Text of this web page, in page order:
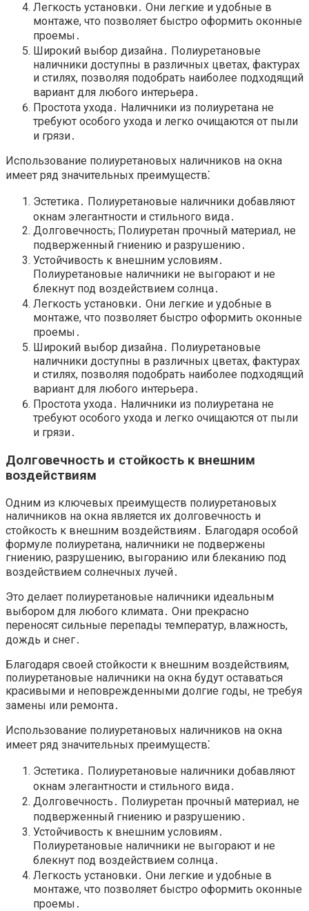
Легкость установки․ Они легкие и удобные в
монтаже, что позволяет быстро оформить оконные
проемы․
Широкий выбор дизайна․ Полиуретановые
наличники доступны в различных цветах, фактурах
и стилях, позволяя подобрать наиболее подходящий
вариант для любого интерьера․
Простота ухода․ Наличники из полиуретана не
требуют особого ухода и легко очищаются от пыли
и грязи․
Использование полиуретановых наличников на окна
имеет ряд значительных преимуществ⁚
Эстетика․ Полиуретановые наличники добавляют
окнам элегантности и стильного вида․
Долговечность; Полиуретан прочный материал, не
подверженный гниению и разрушению․
Устойчивость к внешним условиям․
Полиуретановые наличники не выгорают и не
блекнут под воздействием солнца․
Легкость установки․ Они легкие и удобные в
монтаже, что позволяет быстро оформить оконные
проемы․
Широкий выбор дизайна․ Полиуретановые
наличники доступны в различных цветах, фактурах
и стилях, позволяя подобрать наиболее подходящий
вариант для любого интерьера․
Простота ухода․ Наличники из полиуретана не
требуют особого ухода и легко очищаются от пыли
и грязи․
Долговечность и стойкость к внешним
воздействиям
Одним из ключевых преимуществ полиуретановых
наличников на окна является их долговечность и
стойкость к внешним воздействиям․ Благодаря особой
формуле полиуретана, наличники не подвержены
гниению, разрушению, выгоранию или блеканию под
воздействием солнечных лучей․
Это делает полиуретановые наличники идеальным
выбором для любого климата․ Они прекрасно
переносят сильные перепады температур, влажность,
дождь и снег․
Благодаря своей стойкости к внешним воздействиям,
полиуретановые наличники на окна будут оставаться
красивыми и неповрежденными долгие годы, не требуя
замены или ремонта․
Использование полиуретановых наличников на окна
имеет ряд значительных преимуществ⁚
Эстетика․ Полиуретановые наличники добавляют
окнам элегантности и стильного вида․
Долговечность․ Полиуретан прочный материал, не
подверженный гниению и разрушению․
Устойчивость к внешним условиям․
Полиуретановые наличники не выгорают и не
блекнут под воздействием солнца․
Легкость установки․ Они легкие и удобные в
монтаже, что позволяет быстро оформить оконные
проемы․